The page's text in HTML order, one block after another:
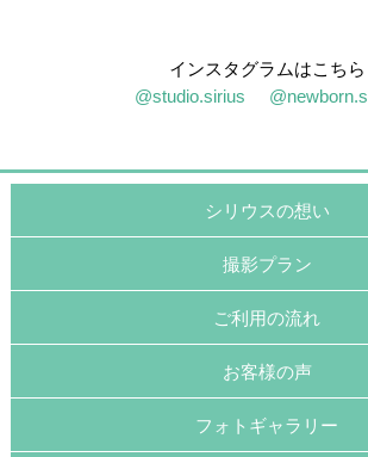
インスタグラムはこちら
@studio.sirius
シリウスの想い
撮影プラン
ご利用の流れ
お客様の声
フォトギャラリー